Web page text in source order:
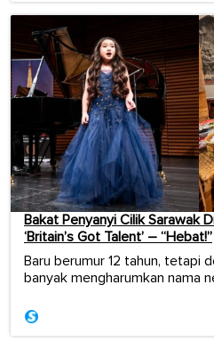
Bakat Penyanyi Cilik Sarawak
‘Britain’s Got Talent’ – “Hebat!”
Baru berumur 12 tahun, tetapi
banyak mengharumkan nama